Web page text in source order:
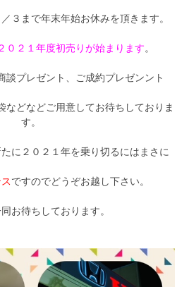
３まで年末年始お休みを頂きます。
０２１年度初売りが始まります。
談プレゼント、ご成約プレゼンント
などなどご用意してお待ちしておりま
す。
に２０２１年を乗り切るにはまさに
ですのでどうぞお越し下さい。
お待ちしております。